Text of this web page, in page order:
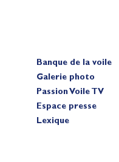
Banque de la voile
Galerie photo
Passion Voile TV
Espace presse
Lexique